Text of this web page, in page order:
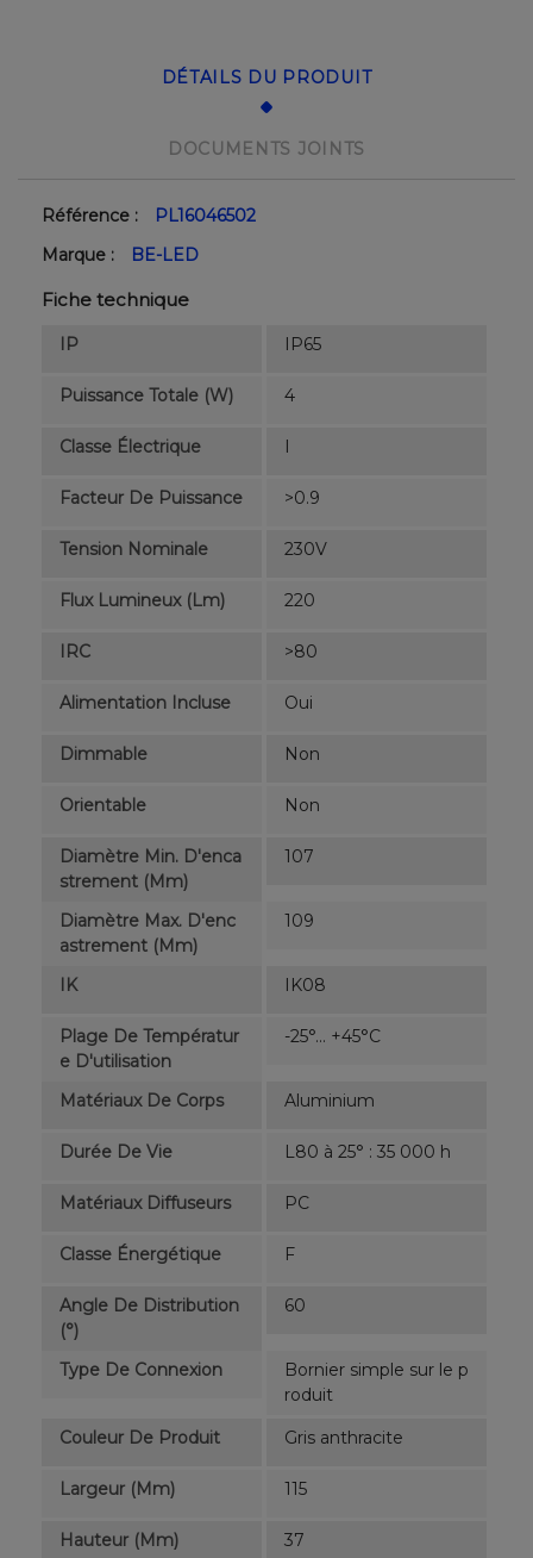
DÉTAILS DU PRODUIT
DOCUMENTS JOINTS
Référence :
PL16046502
Marque :
BE-LED
Fiche technique
IP IP65
Puissance Totale (W) 4
Classe Électrique I
Facteur De Puissance >0.9
Tension Nominale 230V
Flux Lumineux (lm) 220
IRC >80
Alimentation Incluse Oui
Dimmable Non
Orientable Non
Diamètre Min. D'enca
Strement (mm)
107
Diamètre Max. D'enc
Astrement (mm)
109
IK IK08
Plage De Températur
E D'utilisation
-25°... +45°C
Matériaux De Corps Aluminium
Durée De Vie L80 à 25° : 35 000 h
Matériaux Diffuseurs PC
Classe Énergétique F
Angle De Distribution
(°)
60
Type De Connexion
Bornier simple sur le p
roduit
Couleur De Produit
Gris anthracite
Largeur (mm) 115
Hauteur (mm) 37